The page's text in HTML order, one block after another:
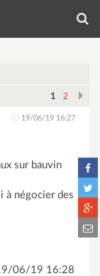
1 2
19/06/19 16:27
sur bauvin
à négocier des
06/19 16:28